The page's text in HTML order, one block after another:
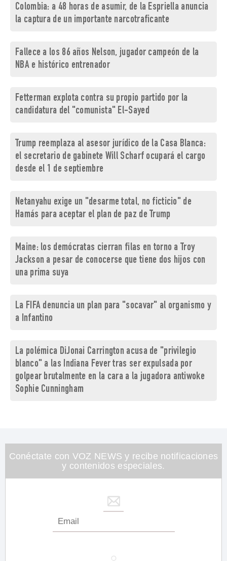
Colombia: a 48 horas de asumir, de la Espriella anuncia
la captura de un importante narcotraficante
Fallece a los 86 años Nelson, jugador campeón de la
NBA e histórico entrenador
Fetterman explota contra su propio partido por la
candidatura del "comunista" El-Sayed
Trump reemplaza al asesor jurídico de la Casa Blanca:
el secretario de gabinete Will Scharf ocupará el cargo
desde el 1 de septiembre
Netanyahu exige un "desarme total, no ficticio" de
Hamás para aceptar el plan de paz de Trump
Maine: los demócratas cierran filas en torno a Troy
Jackson a pesar de conocerse que tiene dos hijos con
una prima suya
La FIFA denuncia un plan para "socavar" al organismo y
a Infantino
La polémica DiJonai Carrington acusa de "privilegio
blanco" a las Indiana Fever tras ser expulsada por
golpear brutalmente en la cara a la jugadora antiwoke
Sophie Cunningham
Conéctate con VOZ NEWS y recibe notificaciones
y contenidos especiales.